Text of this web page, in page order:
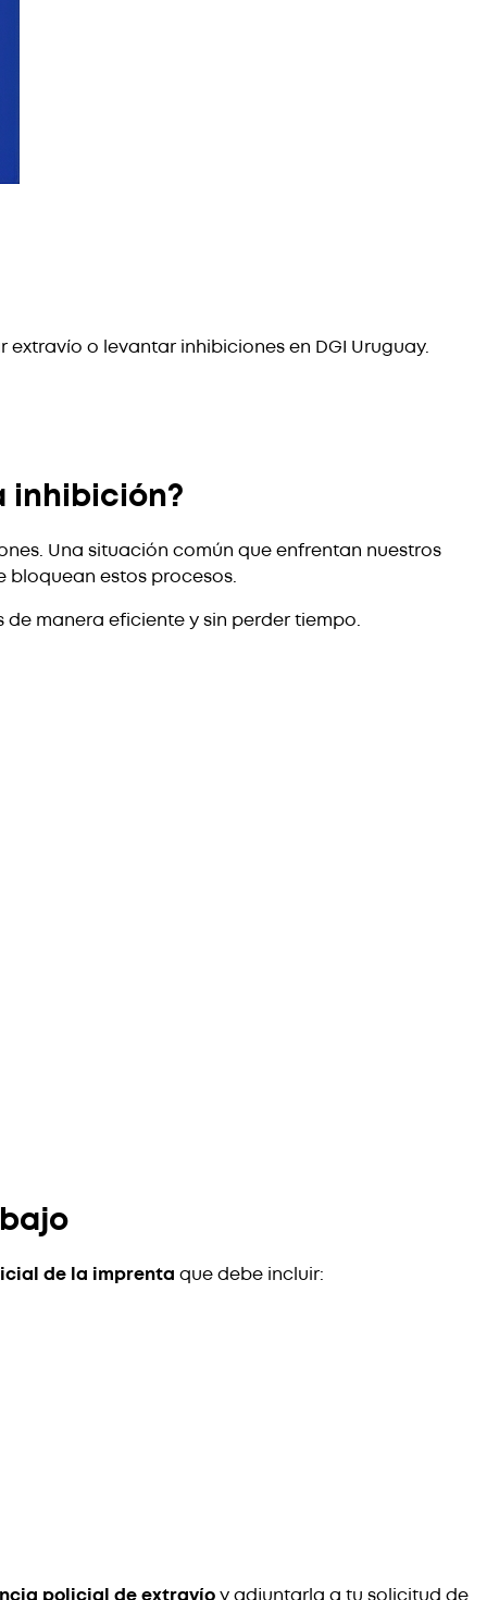
o levantar inhibiciones en DGI Uruguay.
inhibición?
Una situación común que enfrentan nuestros
bloquean estos procesos.
manera eficiente y sin perder tiempo.
de la imprenta que debe incluir: